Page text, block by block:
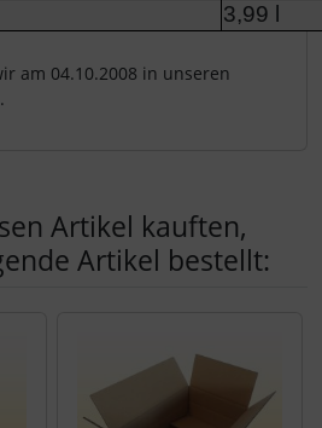
3,99 l
am 04.10.2008 in unseren
Artikel kauften,
Artikel bestellt: